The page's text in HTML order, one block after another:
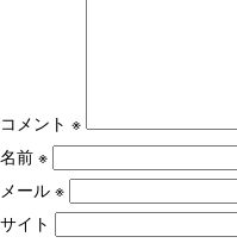
コメント ※
名前 ※
メール ※
サイト